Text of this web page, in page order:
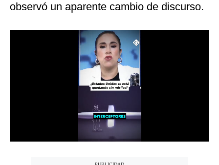
observó un aparente cambio de discurso.